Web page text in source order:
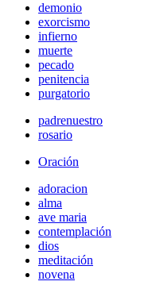
demonio
exorcismo
infierno
muerte
pecado
penitencia
purgatorio
padrenuestro
rosario
Oración
adoracion
alma
ave maria
contemplación
dios
meditación
novena